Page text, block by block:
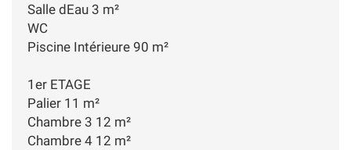
Salle dEau 3 m²
WC
Piscine Intérieure 90 m²
1er ETAGE
Palier 11 m²
Chambre 3 12 m²
Chambre 4 12 m²